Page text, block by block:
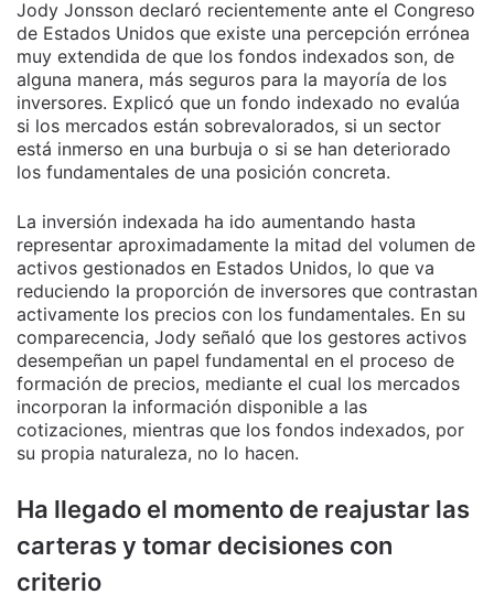
Jody Jonsson declaró recientemente ante el Congreso
de Estados Unidos que existe una percepción errónea
muy extendida de que los fondos indexados son, de
alguna manera, más seguros para la mayoría de los
inversores. Explicó que un fondo indexado no evalúa
si los mercados están sobrevalorados, si un sector
está inmerso en una burbuja o si se han deteriorado
los fundamentales de una posición concreta.
La inversión indexada ha ido aumentando hasta
representar aproximadamente la mitad del volumen de
activos gestionados en Estados Unidos, lo que va
reduciendo la proporción de inversores que contrastan
activamente los precios con los fundamentales. En su
comparecencia, Jody señaló que los gestores activos
desempeñan un papel fundamental en el proceso de
formación de precios, mediante el cual los mercados
incorporan la información disponible a las
cotizaciones, mientras que los fondos indexados, por
su propia naturaleza, no lo hacen.
Ha llegado el momento de reajustar las
carteras y tomar decisiones con
criterio